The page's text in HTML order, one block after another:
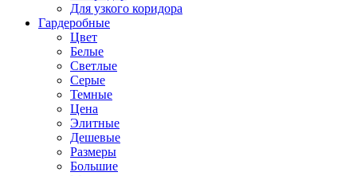
Для узкого коридора
Гардеробные
Цвет
Белые
Светлые
Серые
Темные
Цена
Элитные
Дешевые
Размеры
Большие